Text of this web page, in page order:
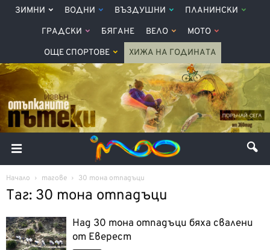
ЗИМНИ ВОДНИ ВЪЗДУШНИ ПЛАНИНСКИ
ГРАДСКИ БЯГАНЕ ВЕЛО МОТО
ОЩЕ СПОРТОВЕ ХИЖА НА ГОДИНАТА
Начало тагове 30 тона отпадъци
Таг: 30 тона отпадъци
Над 30 тона отпадъци бяха свалени
от Еверест